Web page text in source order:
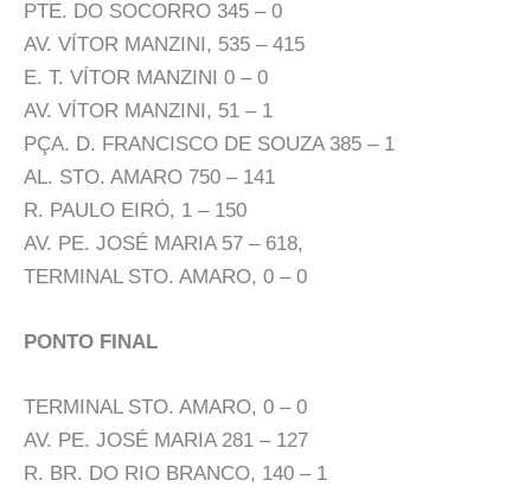
PTE. DO SOCORRO 345 – 0
AV. VÍTOR MANZINI, 535 – 415
E. T. VÍTOR MANZINI 0 – 0
AV. VÍTOR MANZINI, 51 – 1
PÇA. D. FRANCISCO DE SOUZA 385 – 1
AL. STO. AMARO 750 – 141
R. PAULO EIRÓ, 1 – 150
AV. PE. JOSÉ MARIA 57 – 618,
TERMINAL STO. AMARO, 0 – 0
PONTO FINAL
TERMINAL STO. AMARO, 0 – 0
AV. PE. JOSÉ MARIA 281 – 127
R. BR. DO RIO BRANCO, 140 – 1